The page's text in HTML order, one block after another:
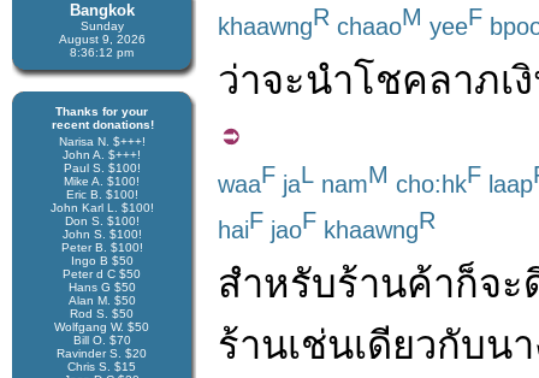
Bangkok
Sunday
August 9, 2026
8:36:12 pm
Thanks for your
recent donations!
Narisa N. $+++!
John A. $+++!
Paul S. $100!
Mike A. $100!
Eric B. $100!
John Karl L. $100!
Don S. $100!
John S. $100!
Peter B. $100!
Ingo B $50
Peter d C $50
Hans G $50
Alan M. $50
Rod S. $50
Wolfgang W. $50
Bill O. $70
Ravinder S. $20
Chris S. $15
khaawngR chaaoM yeeF
ว่าจะนำโชคลาภเ
waaF jaL namM cho:hkF laap
haiF jaoF khaawngR
สำหรับร้านค้าก็จะ
ร้านเช่นเดียวกับน